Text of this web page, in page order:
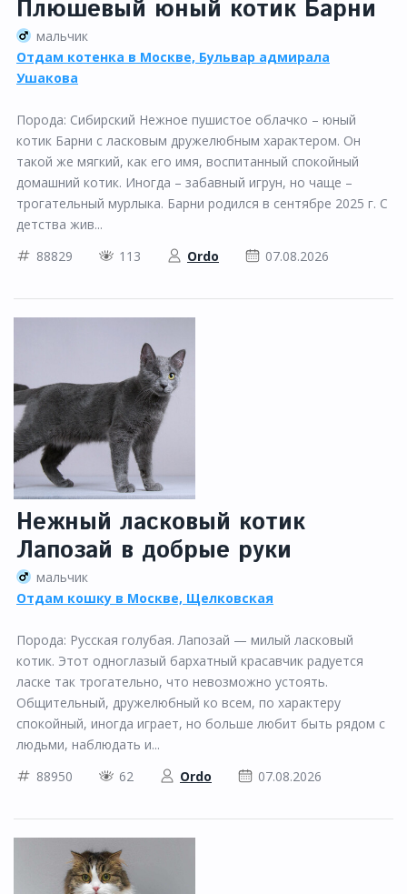
Плюшевый юный котик Барни
мальчик
Отдам котенка в Москве, Бульвар адмирала
Ушакова
Порода: Сибирский Нежное пушистое облачко – юный
котик Барни с ласковым дружелюбным характером. Он
такой же мягкий, как его имя, воспитанный спокойный
домашний котик. Иногда – забавный игрун, но чаще –
трогательный мурлыка. Барни родился в сентябре 2025 г. С
детства жив...
88829
113 Ordo 07.08.2026
Нежный ласковый котик
Лапозай в добрые руки
мальчик
Отдам кошку в Москве, Щелковская
Порода: Русская голубая. Лапозай — милый ласковый
котик. Этот одноглазый бархатный красавчик радуется
ласке так трогательно, что невозможно устоять.
Общительный, дружелюбный ко всем, по характеру
спокойный, иногда играет, но больше любит быть рядом с
людьми, наблюдать и...
88950
62 Ordo 07.08.2026